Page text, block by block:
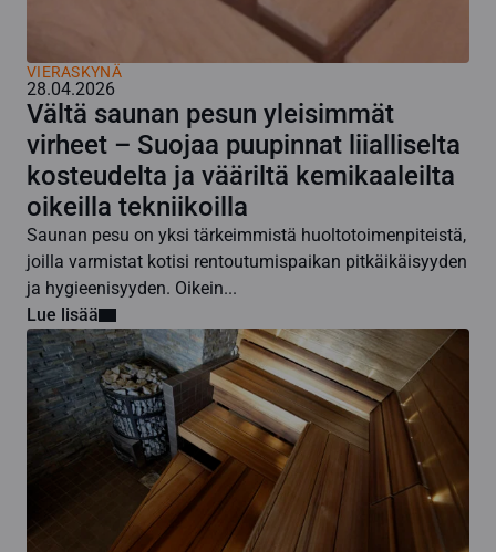
VIERASKYNÄ
28.04.2026
Vältä saunan pesun yleisimmät
virheet – Suojaa puupinnat liialliselta
kosteudelta ja vääriltä kemikaaleilta
oikeilla tekniikoilla
Saunan pesu on yksi tärkeimmistä huoltotoimenpiteistä,
joilla varmistat kotisi rentoutumispaikan pitkäikäisyyden
ja hygieenisyyden. Oikein...
Lue lisää